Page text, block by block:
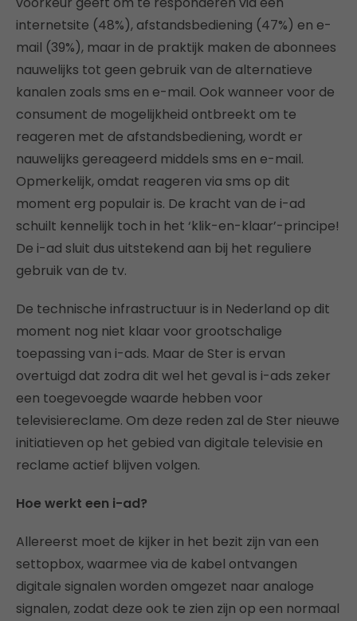
internetsite (48%), afstandsbediening (47%) en e-
mail (39%), maar in de praktijk maken de abonnees
nauwelijks tot geen gebruik van de alternatieve
kanalen zoals sms en e-mail. Ook wanneer voor de
consument de mogelijkheid ontbreekt om te
reageren met de afstandsbediening, wordt er
nauwelijks gereageerd middels sms en e-mail.
Opmerkelijk, omdat reageren via sms op dit
moment erg populair is. De kracht van de i-ad
schuilt kennelijk toch in het ‘klik-en-klaar’-principe!
De i-ad sluit dus uitstekend aan bij het reguliere
gebruik van de tv.
De technische infrastructuur is in Nederland op dit
moment nog niet klaar voor grootschalige
toepassing van i-ads. Maar de Ster is ervan
overtuigd dat zodra dit wel het geval is i-ads zeker
een toegevoegde waarde hebben voor
televisiereclame. Om deze reden zal de Ster nieuwe
initiatieven op het gebied van digitale televisie en
reclame actief blijven volgen.
Hoe werkt een i-ad?
Allereerst moet de kijker in het bezit zijn van een
settopbox, waarmee via de kabel ontvangen
digitale signalen worden omgezet naar analoge
signalen, zodat deze ook te zien zijn op een normaal